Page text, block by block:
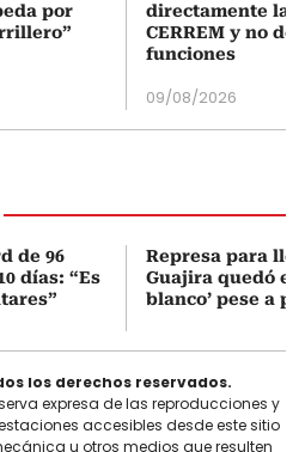
por
directamente la
CERREM y no
funciones
09/08/2026
de 96
días: “Es
Represa para
Guajira quedó en
blanco’ pese a
los derechos reservados.
expresa de las reproducciones y
accesibles desde este sitio
u otros medios que resulten